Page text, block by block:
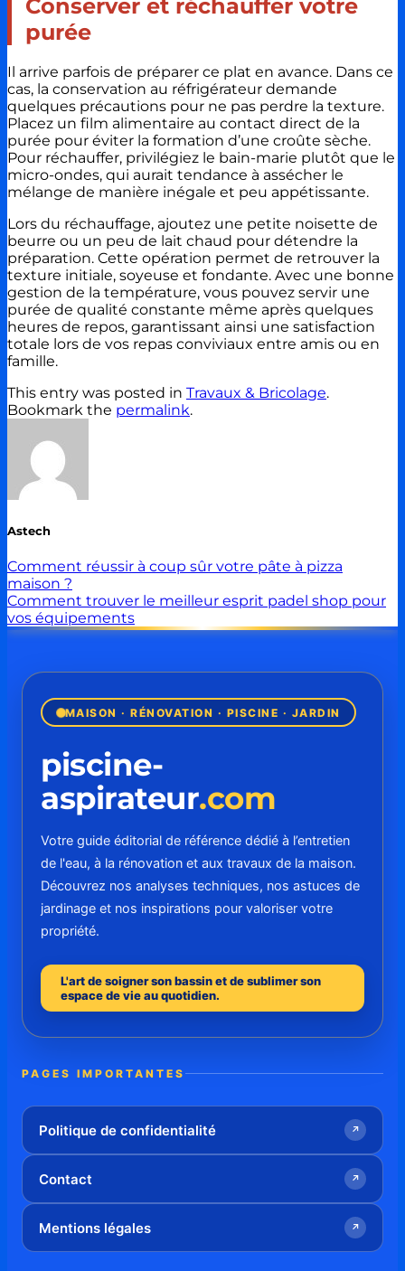
Conserver et réchauffer votre
purée
Il arrive parfois de préparer ce plat en avance. Dans ce
cas, la conservation au réfrigérateur demande
quelques précautions pour ne pas perdre la texture.
Placez un film alimentaire au contact direct de la
purée pour éviter la formation d’une croûte sèche.
Pour réchauffer, privilégiez le bain-marie plutôt que le
micro-ondes, qui aurait tendance à assécher le
mélange de manière inégale et peu appétissante.
Lors du réchauffage, ajoutez une petite noisette de
beurre ou un peu de lait chaud pour détendre la
préparation. Cette opération permet de retrouver la
texture initiale, soyeuse et fondante. Avec une bonne
gestion de la température, vous pouvez servir une
purée de qualité constante même après quelques
heures de repos, garantissant ainsi une satisfaction
totale lors de vos repas conviviaux entre amis ou en
famille.
This entry was posted in Travaux & Bricolage.
Bookmark the permalink.
Astech
Comment réussir à coup sûr votre pâte à pizza
maison ?
Comment trouver le meilleur esprit padel shop pour
vos équipements
MAISON · RÉNOVATION · PISCINE · JARDIN
piscine-
aspirateur.com
Votre guide éditorial de référence dédié à l’entretien
de l'eau, à la rénovation et aux travaux de la maison.
Découvrez nos analyses techniques, nos astuces de
jardinage et nos inspirations pour valoriser votre
propriété.
L'art de soigner son bassin et de sublimer son
espace de vie au quotidien.
PAGES IMPORTANTES
Politique de confidentialité ↗
Contact ↗
Mentions légales ↗